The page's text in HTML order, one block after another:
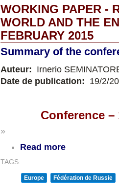
WORKING PAPER -
WORLD AND THE
FEBRUARY 2015
Summary of the
Auteur: Irnerio
Date de publication: 19/2/
Conference –
»
Read more
TAGS:
Europe Fédération de Russie